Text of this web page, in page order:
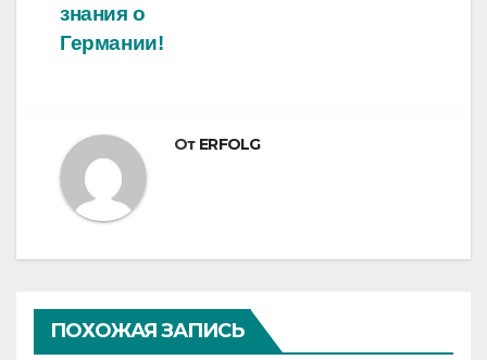
знания о
Германии!
От ERFOLG
ПОХОЖАЯ ЗАПИСЬ